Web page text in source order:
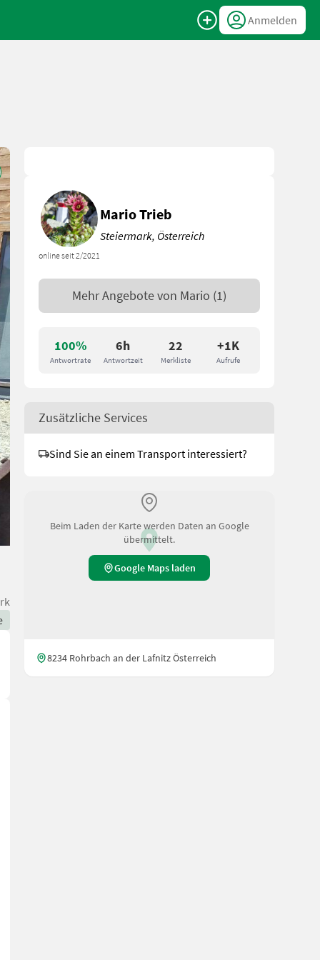
Anmelden
100%
Antwortrate
6h
Antwortzeit
22
Merkliste
+1K
Aufrufe
online seit 2/2021
Mario Trieb
Steiermark, Österreich
Mehr Angebote von Mario (1)
Zusätzliche Services
Sind Sie an einem Transport interessiert?
Beim Laden der Karte werden Daten an Google
übermittelt.
Google Maps laden
8234 Rohrbach an der Lafnitz Österreich